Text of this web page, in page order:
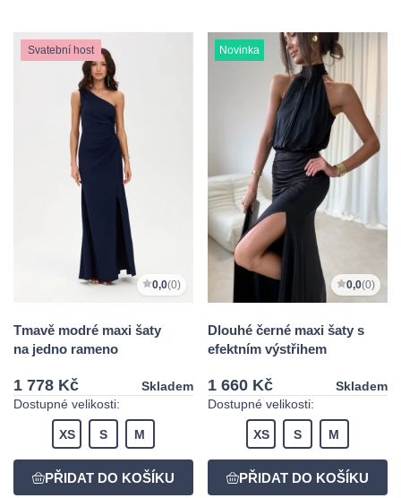
Svatební host
0,0(0)
Tmavě modré maxi šaty
na jedno rameno
1 778 Kč
Skladem
Dostupné velikosti:
XS S M
Novinka
0,0(0)
Dlouhé černé maxi šaty s
efektním výstřihem
1 660 Kč
Skladem
Dostupné velikosti:
XS S M